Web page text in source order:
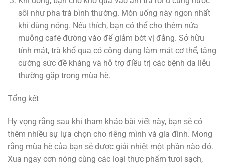
sôi như pha trà bình thường. Món uống này ngon nhất
khi dùng nóng. Nếu thích, bạn có thể cho thêm nửa
muỗng café đường vào để giảm bớt vị đắng. Sở hữu
tính mát, trà khổ qua có công dụng làm mát cơ thể, tăng
cường sức đề kháng và hỗ trợ điều trị các bệnh da liễu
thường gặp trong mùa hè.
Tổng kết
Hy vọng rằng sau khi tham khảo bài viết này, bạn sẽ có
thêm nhiều sự lựa chọn cho riêng mình và gia đình. Mong
rằng mùa hè của bạn sẽ được giải nhiệt một phần nào đó.
Xua ngay cơn nóng cùng các loại thực phẩm tươi sạch,